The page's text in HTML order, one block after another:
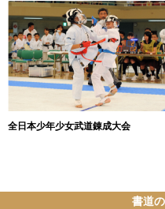
全日本少年少女武道錬成大会
書道